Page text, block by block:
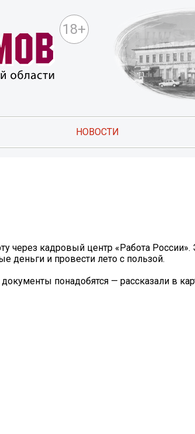
18+
НОВОСТИ
через кадровый центр «Работа России».
деньги и провести лето с пользой.
понадобятся — рассказали в